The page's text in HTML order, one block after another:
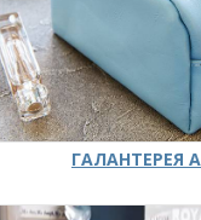
ГАЛАНТЕРЕЯ